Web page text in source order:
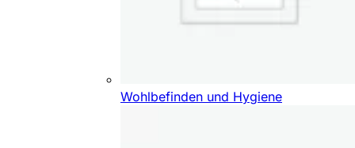
Wohlbefinden und Hygiene